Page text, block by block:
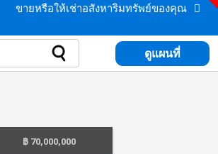
ขายหรือให้เช่าอสังหาริมทรัพย์ของคุณ
ดูแผนที่
฿ 70,000,000